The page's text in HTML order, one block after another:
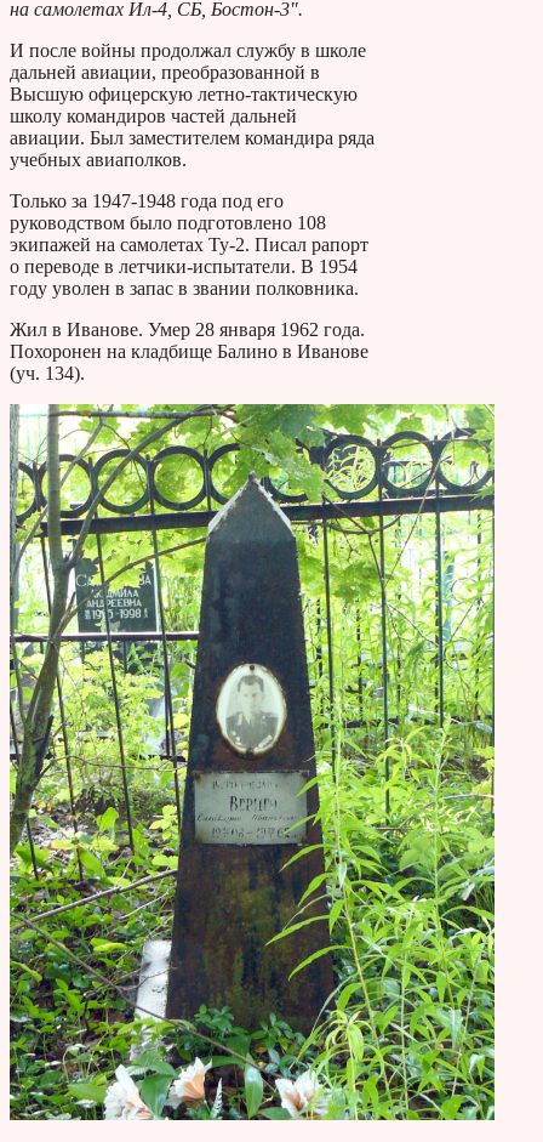
на самолетах Ил-4, СБ, Бостон-3″.
И после войны продолжал службу в школе
дальней авиации, преобразованной в
Высшую офицерскую летно-тактическую
школу командиров частей дальней
авиации. Был заместителем командира ряда
учебных авиаполков.
Только за 1947-1948 года под его
руководством было подготовлено 108
экипажей на самолетах Ту-2. Писал рапорт
о переводе в летчики-испытатели. В 1954
году уволен в запас в звании полковника.
Жил в Иванове. Умер 28 января 1962 года.
Похоронен на кладбище Балино в Иванове
(уч. 134).